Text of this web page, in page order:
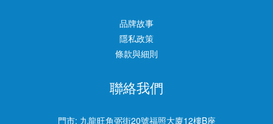
品牌故事
隱私政策
條款與細則
聯絡我們
門市: 九龍旺角弼街20號福照大廈12樓B座